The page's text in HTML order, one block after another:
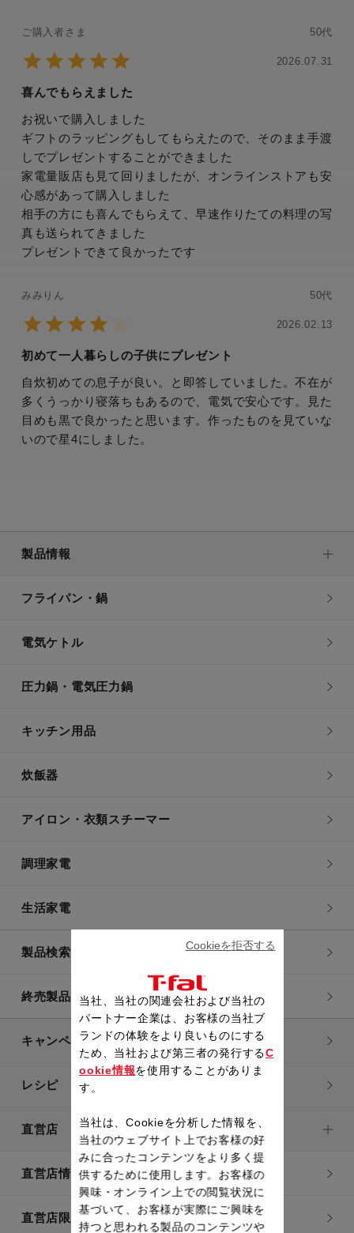
ご購入者さま
2026.07.31
50代
喜んでもらえました
お祝いで購入しました
ギフトのラッピングもしてもらえたので、そのまま手渡
しでプレゼントすることができました
家電量販店も見て回りましたが、オンラインストアも安
心感があって購入しました
相手の方にも喜んでもらえて、早速作りたての料理の写
真も送られてきました
プレゼントできて良かったです
みみりん
2026.02.13
50代
初めて一人暮らしの子供にプレゼント
自炊初めての息子が良い。と即答していました。不在が
多くうっかり寝落ちもあるので、電気で安心です。見た
目めも黒で良かったと思います。作ったものを見ていな
製品情報
フライパン・鍋
電気ケトル
圧力鍋・電気圧力鍋
キッチン用品
炊飯器
アイロン・衣類スチーマー
調理家電
生活家電
製品検索一覧
終売製品一覧
キャンペーン・特集
レシピ
直営店
直営店情報
直営店限定製品一覧
当社、当社の関連会社および当社の
パートナー企業は、お客様の当社ブ
ランドの体験をより良いものにする
ため、当社および第三者の発行するC
ookie情報を使用することがありま
す。
当社は、Cookieを分析した情報を、
当社のウェブサイト上でお客様の好
みに合ったコンテンツをより多く提
供するために使用します。お客様の
興味・オンライン上での閲覧状況に
基づいて、お客様が実際にご興味を
持つと思われる製品のコンテンツや
Cookieを拒否する